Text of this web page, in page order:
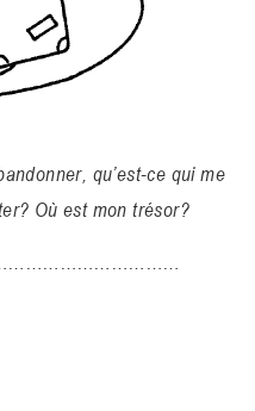
qu’est-ce qui me
Où est mon trésor?
…………………………………